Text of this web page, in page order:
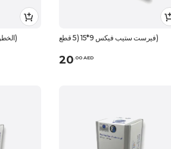
الخطوة الأولى فيكس 9*10 (5 قطع) فيرست ستيب فيكس 9*15 (5 قطع)
20.00 AED